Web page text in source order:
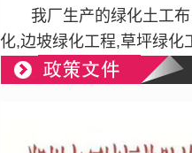
我厂生产的绿化土工布
化,边坡绿化工程,草坪绿化